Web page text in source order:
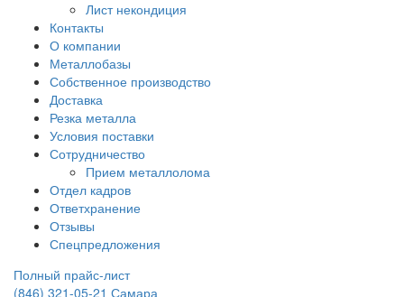
Лист некондиция
Контакты
О компании
Металлобазы
Собственное производство
Доставка
Резка металла
Условия поставки
Сотрудничество
Прием металлолома
Отдел кадров
Ответхранение
Отзывы
Спецпредложения
Полный прайс-лист
(846) 321-05-21 Самара